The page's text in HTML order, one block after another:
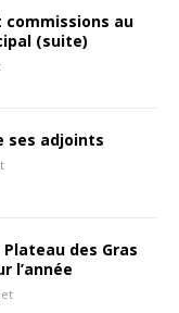
commissions au
(suite)
ses adjoints
des Gras
l’année